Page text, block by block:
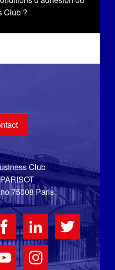
Club ?
Club
75008 Paris